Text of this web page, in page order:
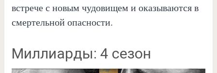
встрече с новым чудовищем и оказываются в
смертельной опасности.
Миллиарды: 4 сезон